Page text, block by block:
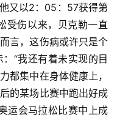
又以2：05：57获得第
受伤以来，贝克勒一直
言，这伤病或许只是个
“我还有着未实现的目
都集中在身体健康上，
的某场比赛中跑出好成
运会马拉松比赛中上成